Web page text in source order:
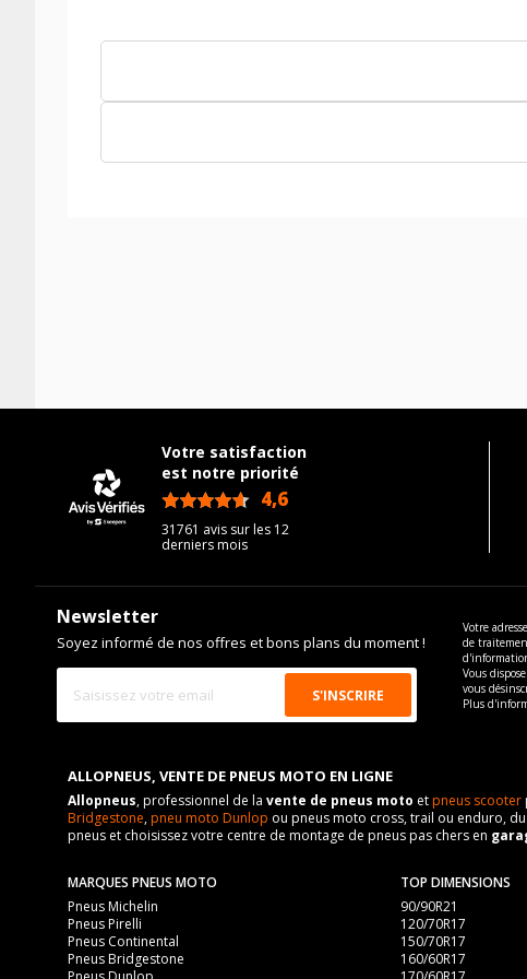
Votre satisfaction
est notre priorité
4,6
31761 avis sur les 12
derniers mois
Newsletter
Soyez informé de nos offres et bons plans du moment !
Votre
de
Vous
vous
Plus
ALLOPNEUS, VENTE DE PNEUS MOTO EN LIGNE
Allopneus, professionnel de la vente de pneus moto etpneus scooter
Bridgestone,pneu moto Dunlop ou pneus moto cross, trail ou enduro,
pneus et choisissez votre centre de montage de pneus pas chers en
MARQUES PNEUS MOTO
Pneus Michelin
Pneus Pirelli
Pneus Continental
Pneus Bridgestone
TOP DIMENSIONS
90/90R21
120/70R17
150/70R17
160/60R17